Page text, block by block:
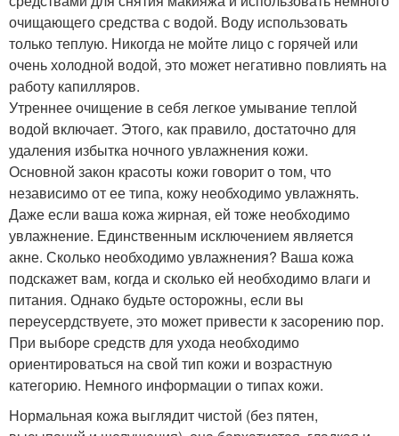
очищающего средства с водой. Воду использовать
только теплую. Никогда не мойте лицо с горячей или
очень холодной водой, это может негативно повлиять на
работу капилляров.
Утреннее очищение в себя легкое умывание теплой
водой включает. Этого, как правило, достаточно для
удаления избытка ночного увлажнения кожи.
Основной закон красоты кожи говорит о том, что
независимо от ее типа, кожу необходимо увлажнять.
Даже если ваша кожа жирная, ей тоже необходимо
увлажнение. Единственным исключением является
акне. Сколько необходимо увлажнения? Ваша кожа
подскажет вам, когда и сколько ей необходимо влаги и
питания. Однако будьте осторожны, если вы
переусердствуете, это может привести к засорению пор.
При выборе средств для ухода необходимо
ориентироваться на свой тип кожи и возрастную
категорию. Немного информации о типах кожи.
Нормальная кожа выглядит чистой (без пятен,